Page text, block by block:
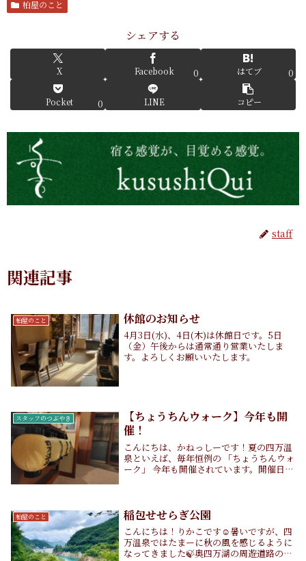
柏屋のこと
シェアする
X Facebook 0 はてブ 0
Pocket 0 LINE コピー
staff
関連記事
柏屋のこと 休館のお知らせ
4月3日(水)、4日(木)は休館日です。5日
（金）午後からは通常通り営業いたしま
す。よろしくお願いいたします。
スタッフのつぶやき
【ちょうちんウォーク】今年も開
催！
こんにちは、かねっしーです！夏の四万温
泉といえば、毎年恒例の 「ちょうちんウォ
ーク」 今年も開催されています。開催日：
いく...
柏屋のこと 稲包せせらぎ公園
こんにちは！りかこです☺️暑いですが、四
万温泉ではたまーに秋の風を感じるように
なってきました🍃奥四万湖の周遊道路の中